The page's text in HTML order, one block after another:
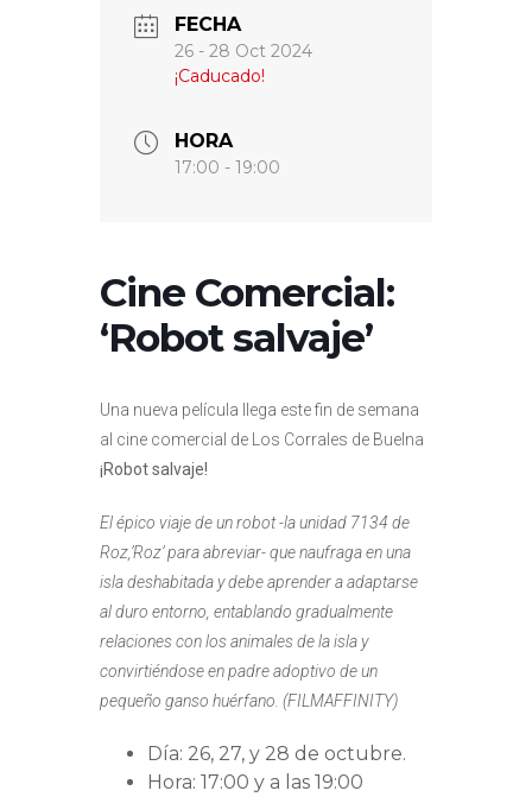
FECHA
26 - 28 Oct 2024
¡Caducado!
HORA
17:00 - 19:00
Cine Comercial:
‘Robot salvaje’
Una nueva película llega este fin de semana
al cine comercial de Los Corrales de Buelna
¡Robot salvaje!
El épico viaje de un robot -la unidad 7134 de
Roz,’Roz’ para abreviar- que naufraga en una
isla deshabitada y debe aprender a adaptarse
al duro entorno, entablando gradualmente
relaciones con los animales de la isla y
convirtiéndose en padre adoptivo de un
pequeño ganso huérfano. (FILMAFFINITY)
Día: 26, 27, y 28 de octubre.
Hora: 17:00 y a las 19:00